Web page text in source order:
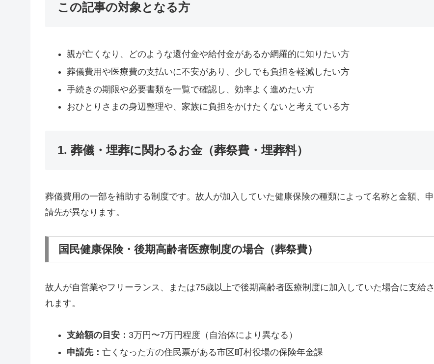
この記事の対象となる方
親が亡くなり、どのような還付金や給付金があるか網羅的に知りたい方
葬儀費用や医療費の支払いに不安があり、少しでも負担を軽減したい方
手続きの期限や必要書類を一覧で確認し、効率よく進めたい方
おひとりさまの身辺整理や、家族に負担をかけたくないと考えている方
1. 葬儀・埋葬に関わるお金（葬祭費・埋葬料）
葬儀費用の一部を補助する制度です。故人が加入していた健康保険の種類によって名称と金額、申
請先が異なります。
国民健康保険・後期高齢者医療制度の場合（葬祭費）
故人が自営業やフリーランス、または75歳以上で後期高齢者医療制度に加入していた場合に支給さ
れます。
支給額の目安： 3万円〜7万円程度（自治体により異なる）
申請先： 亡くなった方の住民票がある市区町村役場の保険年金課